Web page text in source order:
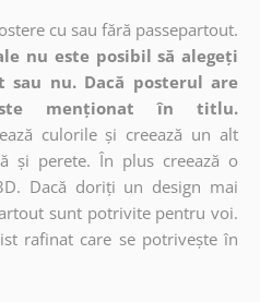
cu sau fără passepartout.
nu este posibil să alegeți
sau nu. Dacă posterul are
menționat în titlu.
culorile și creează un alt
și perete. În plus creează o
Dacă doriți un design mai
sunt potrivite pentru voi.
rafinat care se potrivește în